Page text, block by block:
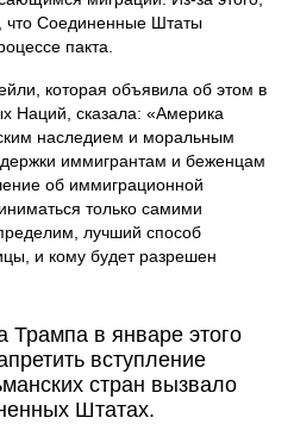
что Соединенные Штаты
пакта.
которая объявила об этом в
Наций, сказала: «Америка
наследием и моральным
иммигрантам и беженцам
об иммиграционной
только самими
лучший способ
и кому будет разрешен
в январе этого
вступление
стран вызвало
Штатах.